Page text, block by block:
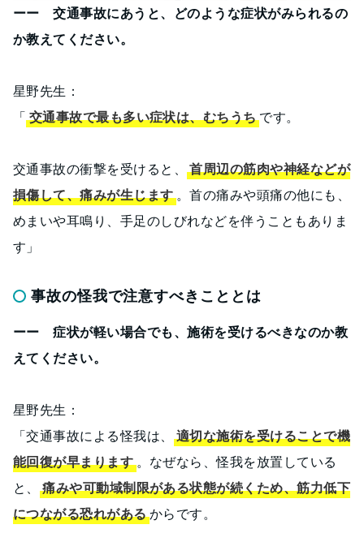
ーー 交通事故にあうと、どのような症状がみられるの
か教えてください。
星野先生：
「交通事故で最も多い症状は、むちうち です。
交通事故の衝撃を受けると、首周辺の筋肉や神経などが
損傷して、痛みが生じます。首の痛みや頭痛の他にも、
めまいや耳鳴り、手足のしびれなどを伴うこともありま
す」
事故の怪我で注意すべきこととは
ーー 症状が軽い場合でも、施術を受けるべきなのか教
えてください。
星野先生：
「交通事故による怪我は、
適切な施術を受けることで機
能回復が早まります。なぜなら、怪我を放置している
と、
痛みや可動域制限がある状態が続くため、筋力低下
につながる恐れがあるからです。